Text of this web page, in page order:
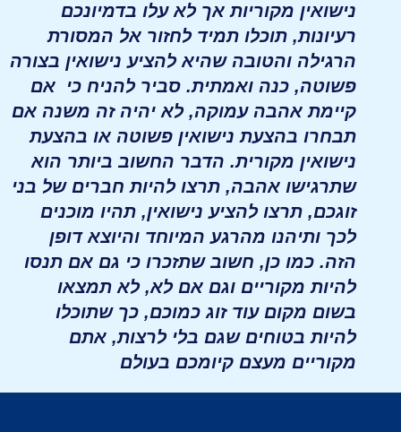
נישואין מקוריות אך לא עלו בדמיונכם
רעיונות, תוכלו תמיד לחזור אל המסורת
הרגילה והטובה שהיא להציע נישואין בצורה
פשוטה, כנה ואמתית. סביר להניח כי אם
קיימת אהבה עמוקה, לא יהיה זה משנה אם
תבחרו בהצעת נישואין פשוטה או בהצעת
נישואין מקורית. הדבר החשוב ביותר הוא
שתרגישו אהבה, תרצו להיות חברים של בני
זוגכם, תרצו להציע נישואין, תהיו מוכנים
לכך ותיהנו מהרגע המיוחד והיוצא דופן
הזה. כמו כן, חשוב שתזכרו כי גם אם תנסו
להיות מקוריים וגם אם לא, לא תמצאו
בשום מקום עוד זוג כמוכם, כך שתוכלו
להיות בטוחים שגם בלי לרצות, אתם
מקוריים מעצם קיומכם בעולם